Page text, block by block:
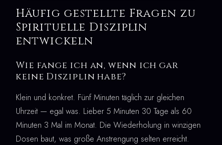
Häufig gestellte Fragen zu
Spirituelle Disziplin
entwickeln
Wie fange ich an, wenn ich gar
keine Disziplin habe?
Klein und konkret. Fünf Minuten täglich zur gleichen
Uhrzeit — egal was. Lieber 5 Minuten 30 Tage als 60
Minuten 3 Mal im Monat. Die Wiederholung in winzigen
Dosen baut, was große Anstrengung selten erreicht.